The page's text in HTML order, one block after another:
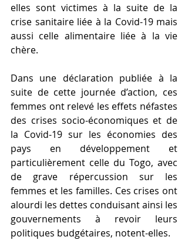
elles sont victimes à la suite de la
crise sanitaire liée à la Covid-19 mais
aussi celle alimentaire liée à la vie
chère.
Dans une déclaration publiée à la
suite de cette journée d’action, ces
femmes ont relevé les effets néfastes
des crises socio-économiques et de
la Covid-19 sur les économies des
pays en développement et
particulièrement celle du Togo, avec
de grave répercussion sur les
femmes et les familles. Ces crises ont
alourdi les dettes conduisant ainsi les
gouvernements à revoir leurs
politiques budgétaires, notent-elles.